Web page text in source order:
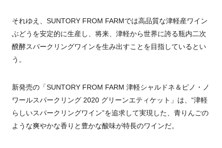
それゆえ、SUNTORY FROM FARMでは高品質な津軽産ワイン
ぶどうを安定的に生産し、将来、津軽から世界に誇る瓶内二次
醗酵スパークリングワインを生み出すことを目指しているとい
う。
新発売の「SUNTORY FROM FARM 津軽シャルドネ＆ピノ・ノ
ワールスパークリング 2020 グリーンエティケット」は、“津軽
らしいスパークリングワイン”を追求して実現した、青りんごの
ような爽やかな香りと豊かな酸味が特長のワインだ。